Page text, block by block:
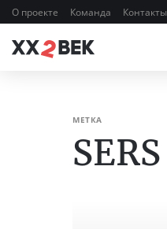
О проекте Команда Контакты
МЕТКА
SERS